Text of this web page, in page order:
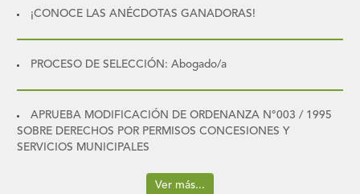
¡CONOCE LAS ANÉCDOTAS GANADORAS!
PROCESO DE SELECCIÓN: Abogado/a
APRUEBA MODIFICACIÓN DE ORDENANZA N°003 / 1995
SOBRE DERECHOS POR PERMISOS CONCESIONES Y
SERVICIOS MUNICIPALES
Ver más...